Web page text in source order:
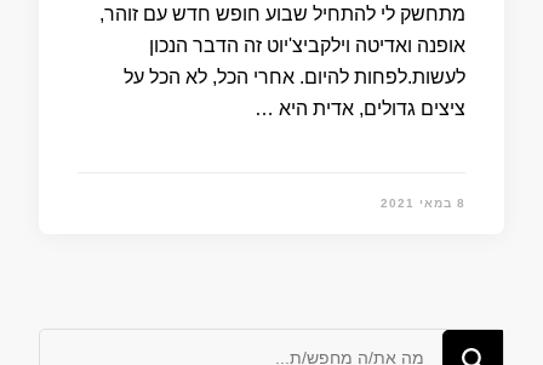
מתחשק לי להתחיל שבוע חופש חדש עם זוהר,
אופנה ואדיטה וילקביצ'יוט זה הדבר הנכון
לעשות.לפחות להיום. אחרי הכל, לא הכל על
ציצים גדולים, אדית היא …
8 במאי 2021
מחפש/ת